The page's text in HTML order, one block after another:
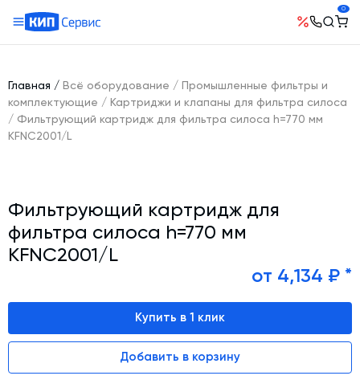
0
Бетонные заводы (БСУ, РБУ)
Бетоносмесители
Конвейерное оборудование
Склады инертных материалов
Растариватели Биг-Бегов
Тепловое оборудование
География поставок
Руководство
Сотрудничество
История компании
Открытые вакансии
Условия труда
Контакты
Главная / Всё оборудование / Промышленные фильтры и
комплектующие / Картриджи и клапаны для фильтра силоса
/ Фильтрующий картридж для фильтра силоса h=770 мм
KFNC2001/L
Фильтрующий картридж для
фильтра силоса h=770 мм
KFNC2001/L
от 4,134 ₽ *
Купить в 1 клик
Добавить в корзину